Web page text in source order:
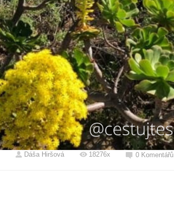
Dáša Hiršová 18276x 0 Komentářů